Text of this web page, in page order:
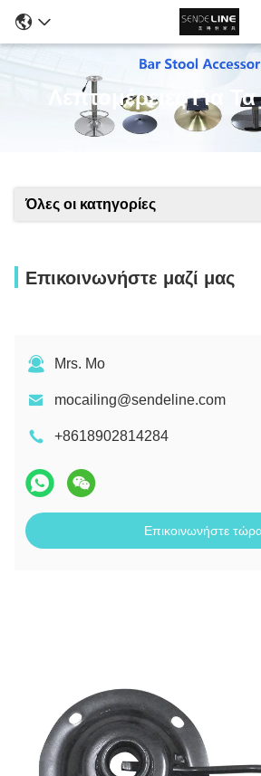
Λεπτομέρειες Για
Όλες οι κατηγορίες
Επικοινωνήστε μαζί μας
Mrs. Mo
mocailing@sendeline.com
+8618902814284
Επικοινωνήστε